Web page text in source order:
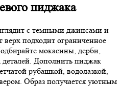
пиджака
с темными джинсами и
подходит ограниченное
мокасины, дерби,
Дополнить пиджак
рубашкой, водолазкой,
Образ получается уютным